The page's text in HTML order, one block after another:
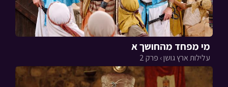
מי מפחד מהחושך א
עלילות ארץ גושן › פרק 2